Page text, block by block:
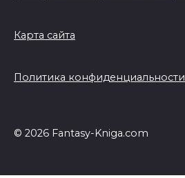
Карта сайта
Политика конфиденциальности
© 2026 Fantasy-Kniga.com